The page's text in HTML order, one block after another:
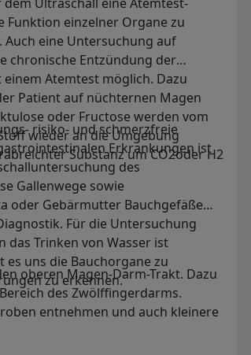
Ultraschall eine Atemtest-
Funktion einzelner Organe zu
eine Untersuchung auf
chronische Entzündung der
Atemtest möglich. Dazu
Patient auf nüchternen Magen
oder Fructose werden vom
wieder an die Umgebung
Substanz um CO2oder H2
risiko- und schmerzfreie
Erkrankungen ist
des
Gallenwege sowie
oder Gebärmutter Bauchgefäße
Für die Untersuchung
das Trinken von Wasser ist
uns die Bauchorgane zu
zu erkennen.
oberen Magen-Darm-Trakt. Dazu
des Zwölffingerdarms.
entnehmen und auch kleinere